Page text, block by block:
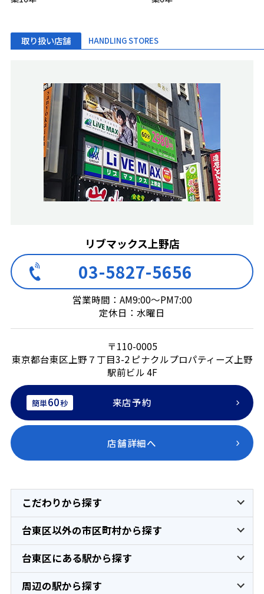
取り扱い店舗 HANDLING STORES
リブマックス上野店
03-5827-5656
営業時間：AM9:00～PM7:00
定休日：水曜日
〒110-0005
東京都台東区上野７丁目3-2 ピナクルプロパティーズ上野
駅前ビル 4F
簡単60秒 来店予約
店舗詳細へ
こだわりから探す
台東区以外の市区町村から探す
台東区にある駅から探す
周辺の駅から探す